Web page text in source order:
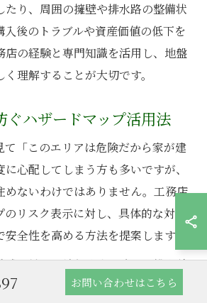
たり、周囲の擁壁や排水路の整備状
後のトラブルや資産価値の低下を
店の経験と専門知識を活用し、地盤
理解することが大切です。
ぐハザードマップ活用法
て「このエリアは危険だから家が建
心配してしまう方も多いですが、
めないわけではありません。工務店
リスク表示に対し、具体的な対策
全性を高める方法を提案します。
戒区域でも地盤改良や適切な排水計
によって被害リスクを大きく下げら
お問い合わせはこちら